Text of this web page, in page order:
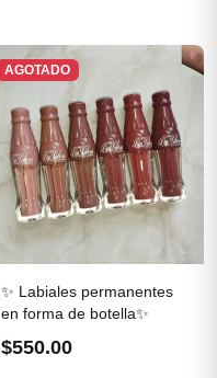
AGOTADO
✨ Labiales permanentes
en forma de botella✨
$550.00